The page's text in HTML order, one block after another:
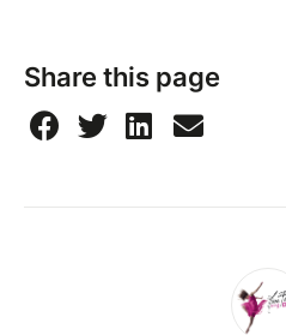
Share this page